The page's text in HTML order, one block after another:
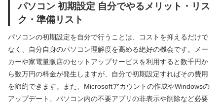
パソコン 初期設定 自分でやるメリット・リス
ク・準備リスト
パソコンの初期設定を自分で行うことは、コストを抑えるだけで
なく、自分自身のパソコン理解度を高める絶好の機会です。メー
カーや家電量販店のセットアップサービスを利用すると数千円か
ら数万円の料金が発生しますが、自分で初期設定すればその費用
を節約できます。また、Microsoftアカウントの作成やWindowsの
アップデート、パソコン内の不要アプリの非表示や削除など必要